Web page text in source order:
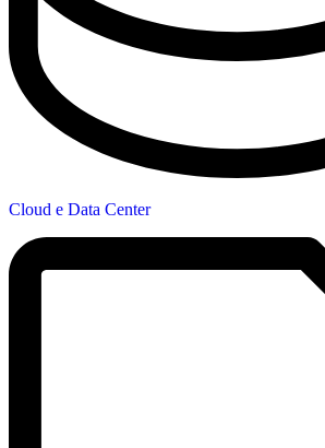
Cloud e Data Center